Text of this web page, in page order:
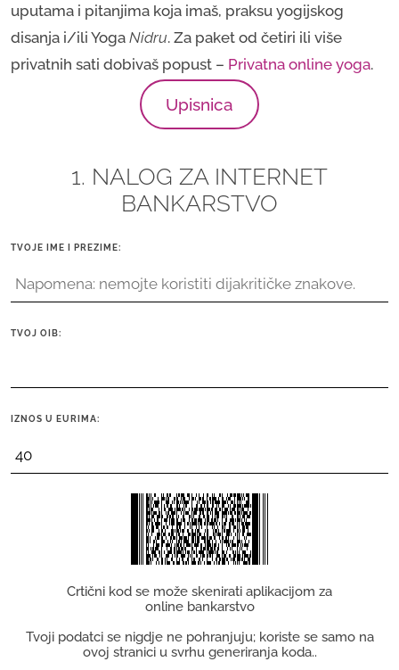
uputama i pitanjima koja imaš, praksu yogijskog
disanja i/ili Yoga Nidru. Za paket od četiri ili više
privatnih sati dobivaš popust – Privatna online yoga.
Upisnica
1. NALOG ZA INTERNET
BANKARSTVO
TVOJE IME I PREZIME:
TVOJ OIB:
IZNOS U EURIMA:
Crtični kod se može skenirati aplikacijom za
online bankarstvo
Tvoji podatci se nigdje ne pohranjuju; koriste se samo na
ovoj stranici u svrhu generiranja koda..